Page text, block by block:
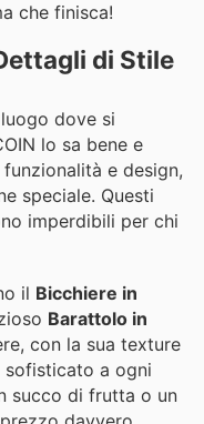
che finisca!
di Stile
dove si
lo sa bene e
e design,
speciale. Questi
imperdibili per chi
il Bicchiere in
Barattolo in
con la sua texture
sofisticato a ogni
succo di frutta o un